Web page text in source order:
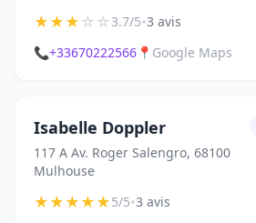
★★★☆☆3.7/5•3 avis
📞+33670222566 📍 Google Maps
Isabelle Doppler
117 A Av. Roger Salengro, 68100
Mulhouse
★★★★★5/5•3 avis